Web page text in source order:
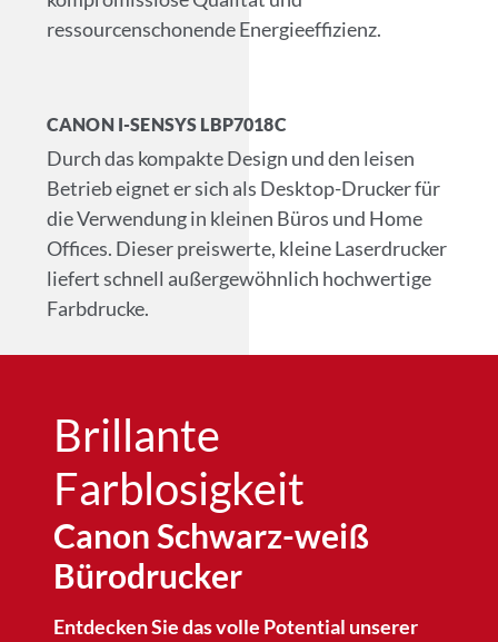
ressourcenschonende Energieeffizienz.
CANON I-SENSYS LBP7018C
Durch das kompakte Design und den leisen
Betrieb eignet er sich als Desktop-Drucker für
die Verwendung in kleinen Büros und Home
Offices. Dieser preiswerte, kleine Laserdrucker
liefert schnell außergewöhnlich hochwertige
Farbdrucke.
Brillante
Farblosigkeit​
Canon Schwarz-weiß
Bürodrucker​
Entdecken Sie das volle Potential unserer